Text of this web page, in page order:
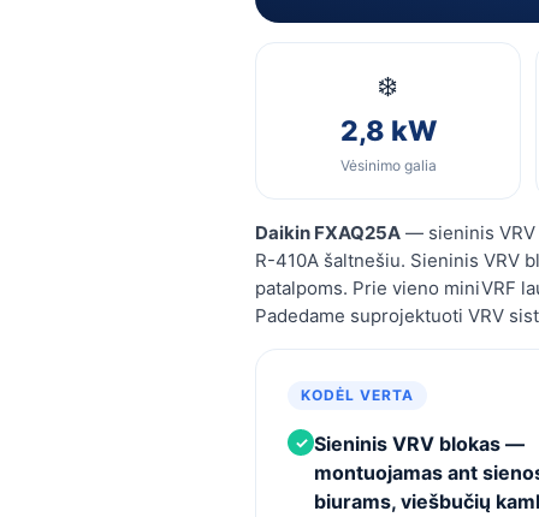
❄️
2,8 kW
Vėsinimo galia
Daikin FXAQ25A — sieninis VRV
R-410A šaltnešiu. Sieninis VRV
patalpoms. Prie vieno miniVRF
Padedame suprojektuoti VRV
KODĖL VERTA
✓ Sieninis VRV blokas —
montuojamas ant
biurams, viešbučių